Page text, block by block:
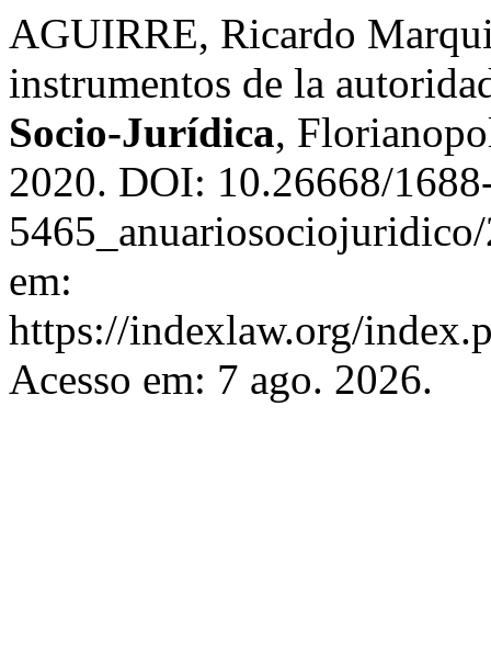
AGUIRRE, Ricardo
instrumentos de la
Socio-Jurídica,
2020. DOI: 10.26668/
em:
https://indexlaw.org/
Acesso em: 7 ago. 2026.